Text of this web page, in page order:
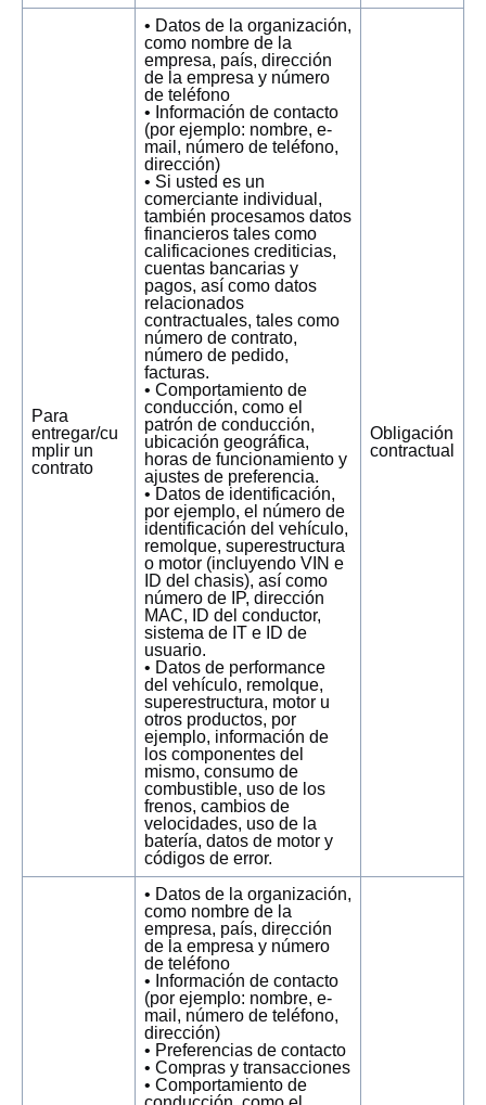
Para
entregar/cu
mplir un
contrato
• Datos de la organización,
como nombre de la
empresa, país, dirección
de la empresa y número
de teléfono
• Información de contacto
(por ejemplo: nombre, e-
mail, número de teléfono,
dirección)
• Si usted es un
comerciante individual,
también procesamos datos
financieros tales como
calificaciones crediticias,
cuentas bancarias y
pagos, así como datos
relacionados
contractuales, tales como
número de contrato,
número de pedido,
facturas.
• Comportamiento de
conducción, como el
patrón de conducción,
ubicación geográfica,
horas de funcionamiento y
ajustes de preferencia.
• Datos de identificación,
por ejemplo, el número de
identificación del vehículo,
remolque, superestructura
o motor (incluyendo VIN e
ID del chasis), así como
número de IP, dirección
MAC, ID del conductor,
sistema de IT e ID de
usuario.
• Datos de performance
del vehículo, remolque,
superestructura, motor u
otros productos, por
ejemplo, información de
los componentes del
mismo, consumo de
combustible, uso de los
frenos, cambios de
velocidades, uso de la
batería, datos de motor y
códigos de error.
Obligación
contractual
• Datos de la organización,
como nombre de la
empresa, país, dirección
de la empresa y número
de teléfono
• Información de contacto
(por ejemplo: nombre, e-
mail, número de teléfono,
dirección)
• Preferencias de contacto
• Compras y transacciones
• Comportamiento de